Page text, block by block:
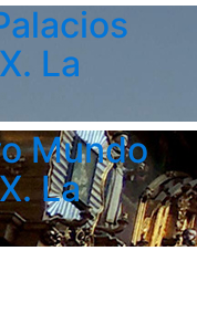
La
Mundo
La